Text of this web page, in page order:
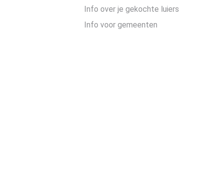
Info over je gekochte luiers
Info voor gemeenten